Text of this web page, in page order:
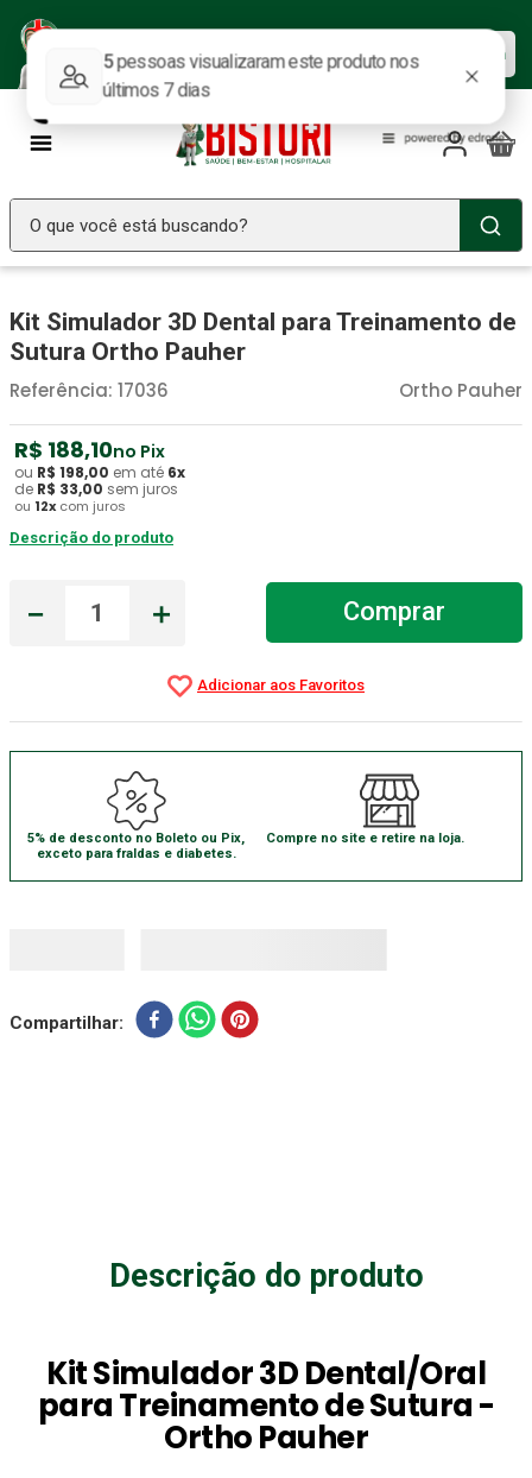
ofertas.
Baixar agora
O que você está buscando?
Kit Simulador 3D Dental para Treinamento de
Sutura Ortho Pauher
Ortho Pauher
Referência: 17036
R$ 188,10no Pix
ou R$ 198,00 em até 6x
de R$ 33,00 sem juros
ou 12x com juros
Descrição do produto
＋
－ Comprar
5% de desconto no Boleto ou Pix,
exceto para fraldas e diabetes.
Compre no site e retire na loja.
Compartilhar
Descrição do produto
Kit Simulador 3D Dental/Oral
para Treinamento de Sutura -
Ortho Pauher
1º Seringa Insulina
2º Fralda Geriatrica
3 º Luva Latex
4º Littmann
5 º Absorvente Geriatrico
º Estetoscopio Littmann
Gaze Esteril